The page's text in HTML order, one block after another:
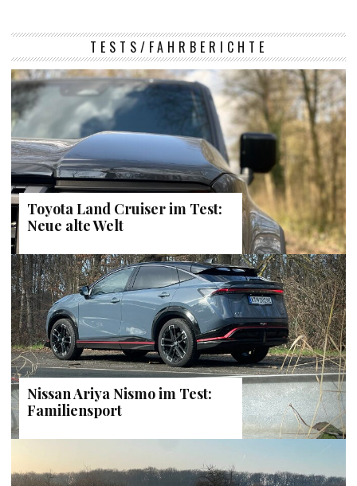
TESTS/FAHRBERICHTE
Toyota Land Cruiser im Test:
Neue alte Welt
Nissan Ariya Nismo im Test:
Familiensport